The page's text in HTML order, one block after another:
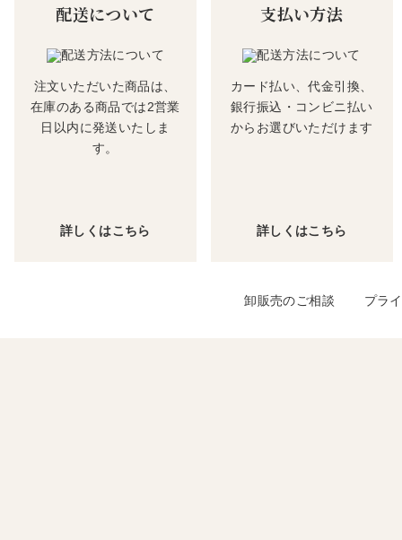
配送について
注文いただいた商品は、
在庫のある商品では2営業
日以内に発送いたしま
す。
詳しくはこちら
支払い方法
カード払い、代金引換、
銀行振込・コンビニ払い
からお選びいただけます
詳しくはこちら
卸販売のご相談 プラ